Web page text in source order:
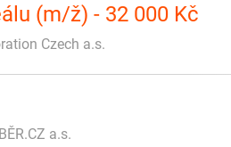
(m/ž) - 32 000 Kč
Czech a.s.
a.s.